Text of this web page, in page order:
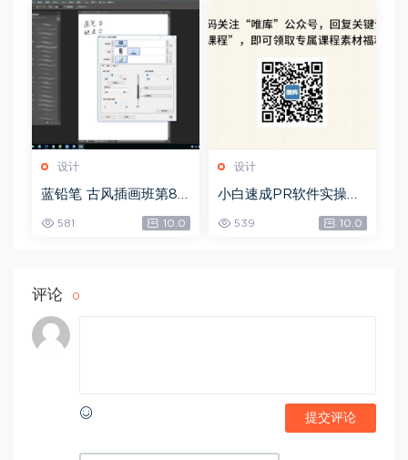
设计
蓝铅笔 古风插画班第8
期，网盘下载(10.90G)
581 10.0
设计
小白速成PR软件实操：
20节短视频赚钱课，教
你月入过万（完结），
539 10.0
评论 0
提交评论